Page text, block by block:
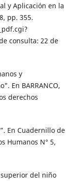
y Aplicación en la
pp. 355.
consulta: 22 de
y
En BARRANCO,
derechos
En Cuadernillo de
Humanos N° 5,
superior del niño